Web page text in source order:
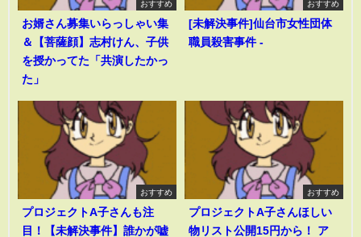
おすすめ
お婿さん募集いらっしゃい集
＆【菩薩顔】志村けん、子供
を授かってた「共演したかっ
た」
おすすめ
[未解決事件]仙台市女性団体
職員殺害事件 -
おすすめ
プロジェクトA子さんも注
目！【未解決事件】誰かが嘘
おすすめ
プロジェクトA子さんほしい
物リスト公開15円から！ ア